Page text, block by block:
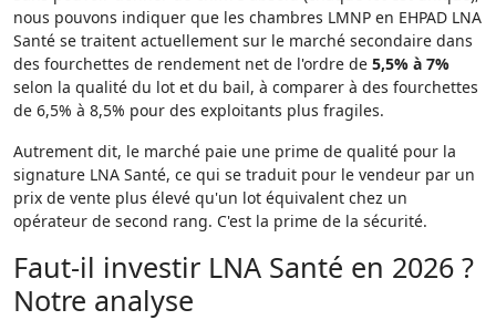
nous pouvons indiquer que les chambres LMNP en EHPAD LNA
Santé se traitent actuellement sur le marché secondaire dans
des fourchettes de rendement net de l'ordre de 5,5% à 7%
selon la qualité du lot et du bail, à comparer à des fourchettes
de 6,5% à 8,5% pour des exploitants plus fragiles.
Autrement dit, le marché paie une prime de qualité pour la
signature LNA Santé, ce qui se traduit pour le vendeur par un
prix de vente plus élevé qu'un lot équivalent chez un
opérateur de second rang. C'est la prime de la sécurité.
Faut-il investir LNA Santé en 2026 ?
Notre analyse